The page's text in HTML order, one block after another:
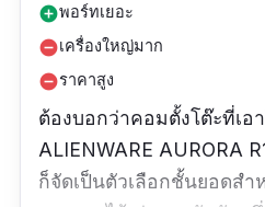
add_circleพอร์ทเยอะ
remove_circleเครื่องใหญ่มาก
remove_circleราคาสูง
ต้องบอกว่าคอมตั้งโต๊ะที่เอ
ALIENWARE AURORA
ก็จัดเป็นตัวเลือกชั้นยอดสำ